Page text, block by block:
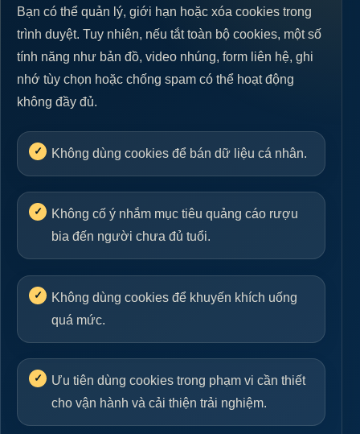
Bạn có thể quản lý, giới hạn hoặc xóa cookies trong
trình duyệt. Tuy nhiên, nếu tắt toàn bộ cookies, một số
tính năng như bản đồ, video nhúng, form liên hệ, ghi
nhớ tùy chọn hoặc chống spam có thể hoạt động
không đầy đủ.
Không dùng cookies để bán dữ liệu cá nhân.
Không cố ý nhắm mục tiêu quảng cáo rượu
bia đến người chưa đủ tuổi.
Không dùng cookies để khuyến khích uống
quá mức.
Ưu tiên dùng cookies trong phạm vi cần thiết
cho vận hành và cải thiện trải nghiệm.